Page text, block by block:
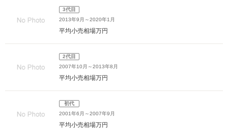
3代目
2013年9月～2020年1月
平均小売相場万円
2代目
2007年10月～2013年8月
平均小売相場万円
初代
2001年6月～2007年9月
平均小売相場万円